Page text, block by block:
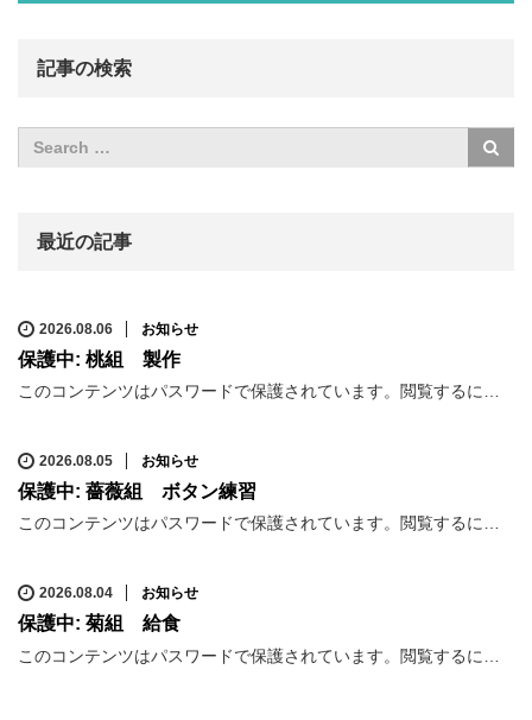
記事の検索
最近の記事
2026.08.06 お知らせ
保護中: 桃組 製作
このコンテンツはパスワードで保護されています。閲覧するに…
2026.08.05 お知らせ
保護中: 薔薇組 ボタン練習
このコンテンツはパスワードで保護されています。閲覧するに…
2026.08.04 お知らせ
保護中: 菊組 給食
このコンテンツはパスワードで保護されています。閲覧するに…